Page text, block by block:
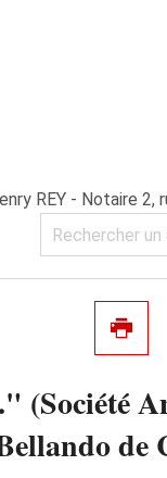
REY - Notaire 2,
de